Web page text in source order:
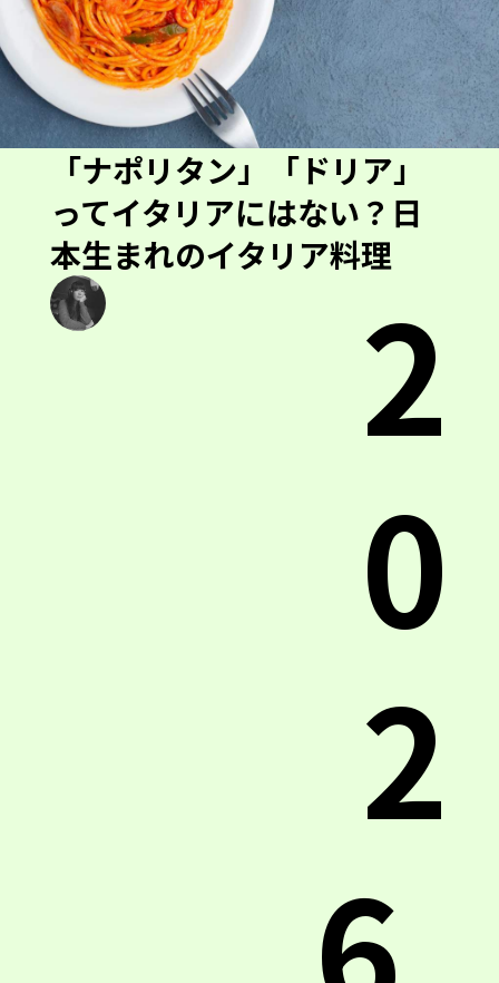
「ナポリタン」「ドリア」
ってイタリアにはない？日
本生まれのイタリア料理
2
0
2